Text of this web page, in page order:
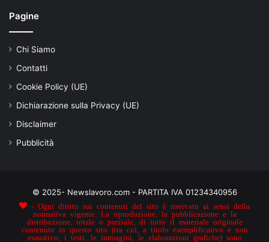
Pagine
Chi Siamo
Contatti
Cookie Policy (UE)
Dichiarazione sulla Privacy (UE)
Disclaimer
Pubblicità
© 2025- Newslavoro.com - PARTITA IVA 01234340956
- Ogni diritto sui contenuti del sito è riservato ai sensi della
normativa vigente. La riproduzione, la pubblicazione e la
distribuzione, totale o parziale, di tutto il materiale originale
contenuto in questo sito (tra cui, a titolo esemplificativo e non
esaustivo, i testi, le immagini, le elaborazioni grafiche) sono